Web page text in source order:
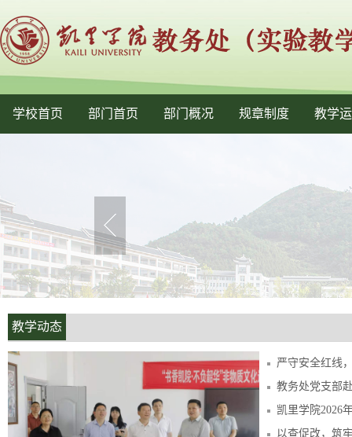
学校首页 部门首页 部门概况 规章制度 教学
教学动态
严守安全红线